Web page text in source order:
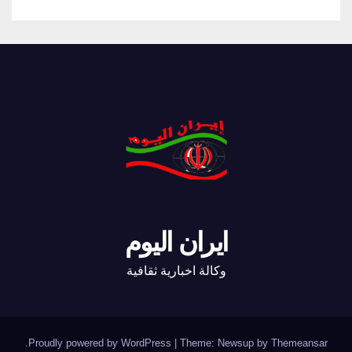
ايران اليوم
وكالة اخبارية ثقافية
Proudly powered by WordPress Theme: Newsup by Themeansar
.